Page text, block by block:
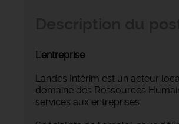
L'entreprise
Landes Intérim est un acteur
domaine des Ressources
services aux entreprises.